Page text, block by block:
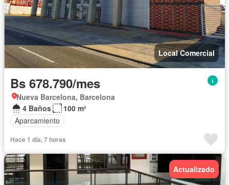
Local Comercial
Bs 678.790/mes
Nueva Barcelona, Barcelona
4 Baños
100 m²
Aparcamiento
Hace 1 día, 7 horas
Actualizado